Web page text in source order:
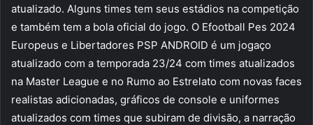
atualizado. Alguns times tem seus estádios na competição
e também tem a bola oficial do jogo. O Efootball Pes 2024
Europeus e Libertadores PSP ANDROID é um jogaço
atualizado com a temporada 23/24 com times atualizados
na Master League e no Rumo ao Estrelato com novas faces
realistas adicionadas, gráficos de console e uniformes
atualizados com times que subiram de divisão, a narração